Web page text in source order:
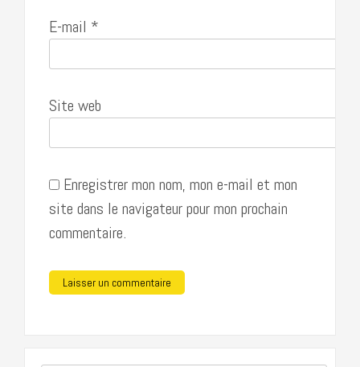
E-mail *
Site web
Enregistrer mon nom, mon e-mail et mon
site dans le navigateur pour mon prochain
commentaire.